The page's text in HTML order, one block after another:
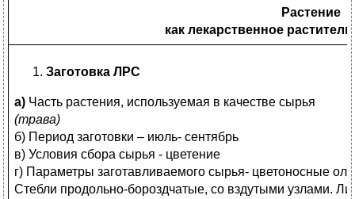
Растение
как лекарственное
Заготовка ЛРС
а) Часть растения, используемая в качестве сырья
(трава)
б) Период заготовки – июль- сентябрь
в) Условия сбора сырья - цветение
г) Параметры заготавливаемого сырья- цветоносные
Стебли продольно-бороздчатые, со вздутыми узлами.